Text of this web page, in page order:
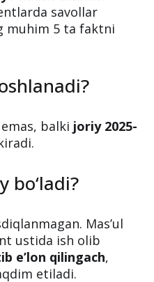
ta’limga oid
yangi
muhim 5 ta faktni
balkijoriy 2025-
bo‘ladi?
Mas’ul